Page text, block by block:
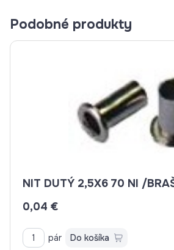
Podobné produkty
NIT DUTÝ
0,04 €
pár Do košíka